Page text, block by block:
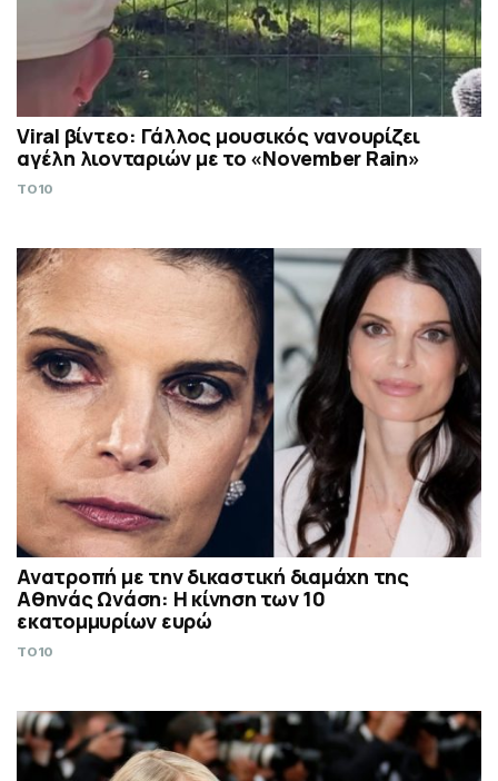
Viral βίντεο: Γάλλος μουσικός νανουρίζει
αγέλη λιονταριών με το «November Rain»
TO10
Ανατροπή με την δικαστική διαμάχη της
Αθηνάς Ωνάση: Η κίνηση των 10
εκατομμυρίων ευρώ
TO10